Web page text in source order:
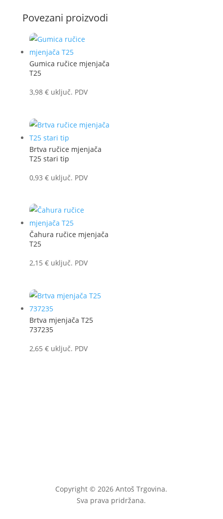
Povezani proizvodi
Gumica ručice mjenjača
T25
3,98 € uključ. PDV
Brtva ručice mjenjača
T25 stari tip
0,93 € uključ. PDV
Čahura ručice mjenjača
T25
2,15 € uključ. PDV
Brtva mjenjača T25
737235
2,65 € uključ. PDV
Copyright © 2026 Antoš Trgovina.
Sva prava pridržana.